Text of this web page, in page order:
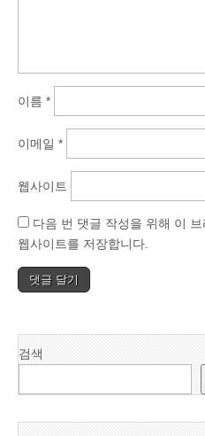
이름 *
이메일 *
웹사이트
다음 번 댓글 작성을 위해 이
웹사이트를 저장합니다.
검색